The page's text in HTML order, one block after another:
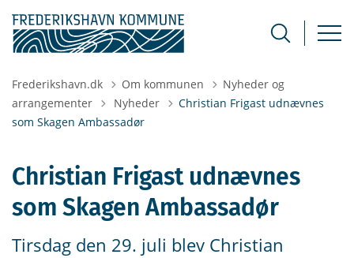
Frederikshavn.dk Om kommunen
Nyheder og
arrangementer
Tilbage til
Nyheder
Christian Frigast udnævnes
som Skagen Ambassadør
Christian Frigast udnævnes
som Skagen Ambassadør
Tirsdag den 29. juli blev Christian